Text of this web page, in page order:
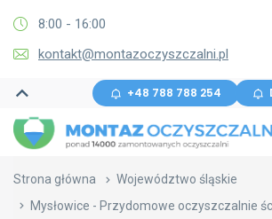
8:00 - 16:00
kontakt@montazoczyszczalni.pl
+48 788 788 254
Strona główna
Województwo śląskie
Mysłowice - Przydomowe oczyszczalnie